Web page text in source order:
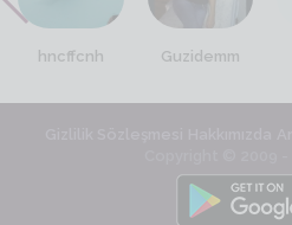
hncffcnh Guzidemm